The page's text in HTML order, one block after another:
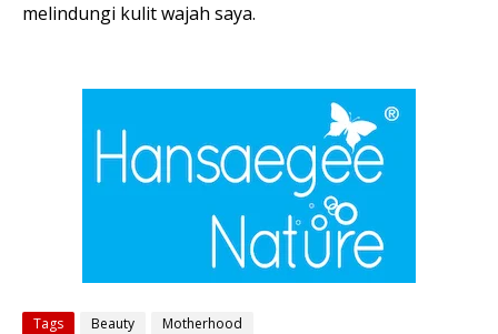
melindungi kulit wajah saya.
Tags Beauty Motherhood